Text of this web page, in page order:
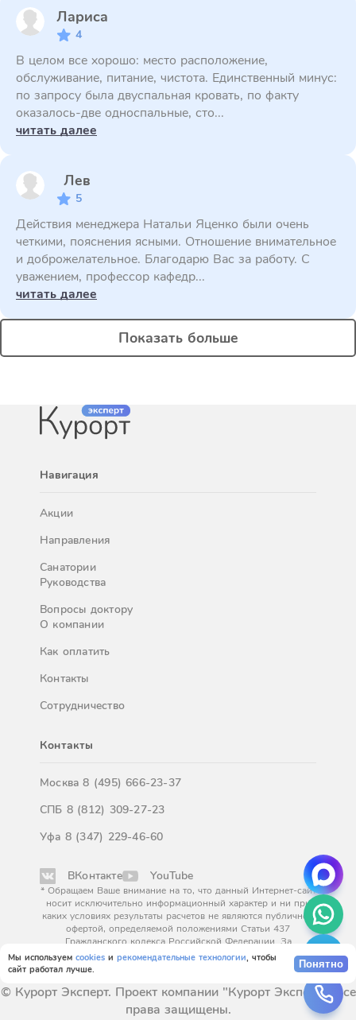
Мы используем cookies и рекомендательные технологии, чтобы
сайт работал лучше.
Понятно
Лариса
4
В целом все хорошо: место расположение,
обслуживание, питание, чистота. Единственный минус:
по запросу была двуспальная кровать, по факту
оказалось-две односпальные, сто...
читать далее
Лев
5
Действия менеджера Натальи Яценко были очень
четкими, пояснения ясными. Отношение внимательное
и доброжелательное. Благодарю Вас за работу. С
уважением, профессор кафедр...
читать далее
Показать больше
Навигация
Акции
Направления
Санатории
Руководства
Вопросы доктору
О компании
Как оплатить
Контакты
Сотрудничество
Контакты
Москва8 (495) 666-23-37
СПБ 8 (812) 309-27-23
Уфа 8 (347) 229-46-60
ВКонтакте YouTube
* Обращаем Ваше внимание на то, что данный Интернет-сайт
носит исключительно информационный характер и ни при
каких условиях результаты расчетов не являются публичной
офертой, определяемой положениями Статьи 437
Гражданского кодекса Российской Федерации. За
окончательным расчетом обращайтесь к нашим менеджерам.
© Курорт Эксперт. Проект компании "Курорт Эксперт". Все
права защищены.